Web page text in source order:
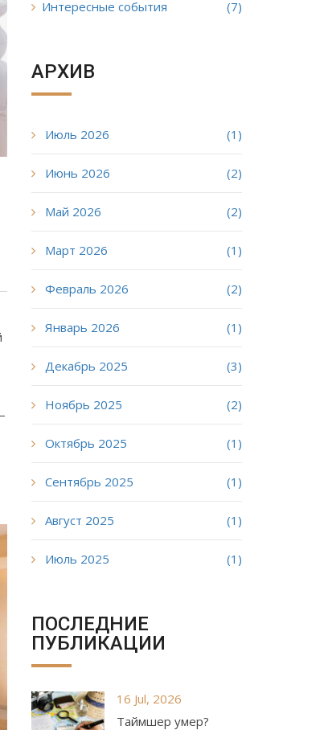
Интересные события (7)
АРХИВ
Июль 2026 (1)
Июнь 2026 (2)
Май 2026 (2)
Март 2026 (1)
Февраль 2026 (2)
Январь 2026 (1)
Декабрь 2025 (3)
Ноябрь 2025 (2)
Октябрь 2025 (1)
Сентябрь 2025 (1)
Август 2025 (1)
Июль 2025 (1)
ПОСЛЕДНИЕ
ПУБЛИКАЦИИ
16 Jul, 2026
Таймшер умер?